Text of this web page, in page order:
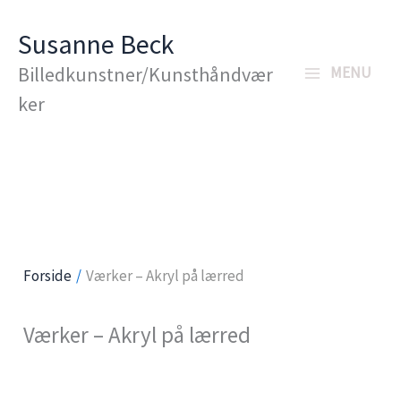
indholdet
Susanne Beck
Billedkunstner/Kunsthåndvær
ker
MENU
Forside Værker – Akryl på lærred
Værker – Akryl på lærred